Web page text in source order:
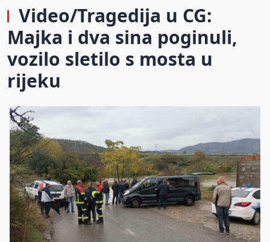
Video/Tragedija u CG:
Majka i dva sina poginuli,
vozilo sletilo s mosta u
rijeku